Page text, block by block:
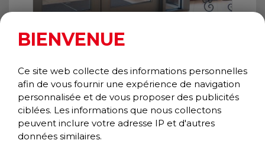
NEEDLE PIN
Wiper/Scraper
Classic Collection
BIENVENUE
Ce site web collecte des informations personnelles
afin de vous fournir une expérience de navigation
personnalisée et de vous proposer des publicités
ciblées. Les informations que nous collectons
peuvent inclure votre adresse IP et d'autres
données similaires.